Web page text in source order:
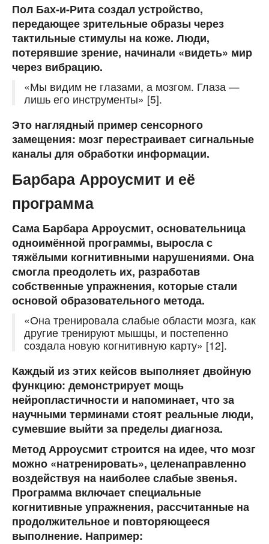
Пол Бах-и-Рита создал устройство,
передающее зрительные образы через
тактильные стимулы на коже. Люди,
потерявшие зрение, начинали «видеть» мир
через вибрацию.
«Мы видим не глазами, а мозгом. Глаза —
лишь его инструменты» [5].
Это наглядный пример сенсорного
замещения: мозг перестраивает сигнальные
каналы для обработки информации.
Барбара Арроусмит и её
программа
Сама Барбара Арроусмит, основательница
одноимённой программы, выросла с
тяжёлыми когнитивными нарушениями. Она
смогла преодолеть их, разработав
собственные упражнения, которые стали
основой образовательного метода.
«Она тренировала слабые области мозга, как
другие тренируют мышцы, и постепенно
создала новую когнитивную карту» [12].
Каждый из этих кейсов выполняет двойную
функцию: демонстрирует мощь
нейропластичности и напоминает, что за
научными терминами стоят реальные люди,
сумевшие выйти за пределы диагноза.
Метод Арроусмит строится на идее, что мозг
можно «натренировать», целенаправленно
воздействуя на наиболее слабые звенья.
Программа включает специальные
когнитивные упражнения, рассчитанные на
продолжительное и повторяющееся
выполнение. Например: